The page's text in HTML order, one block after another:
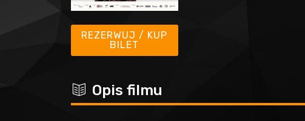
REZERWUJ / KUP
BILET
c Opis filmu